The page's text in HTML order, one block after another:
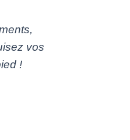
vos
!